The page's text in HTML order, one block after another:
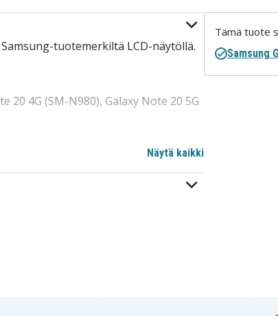
tuotemerkiltä LCD-näytöllä.
20 4G (SM-N980), Galaxy Note 20 5G
Näytä kaikki
Tämä tuote
Samsung